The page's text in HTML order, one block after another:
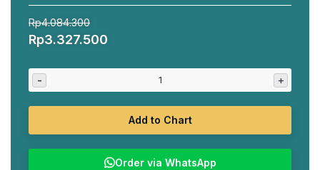
Rp4.084.300
Harga
adalah:
Rp4.084.300.
Rp3.327.500
ini
- +
Add to Chart
Order via WhatsApp